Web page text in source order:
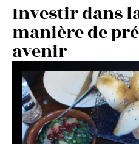
Investir dans
manière de
avenir